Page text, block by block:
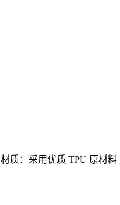
材质：采用优质 TPU 原材料